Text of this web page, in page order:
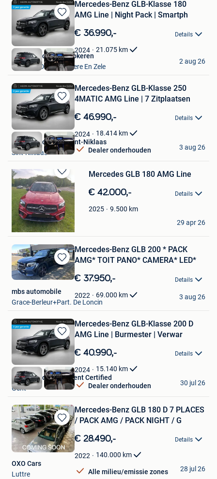
Bewaren
in
Mijn
Favorieten
Mercedes-Benz GLB-Klasse 180
AMG Line | Night Pack | Smartph
€ 36.990,- Details
2024 21.075 km
Hedin Automotive Lokeren
Lokeren+Deel Overmere En Zele
2 aug 26
Bewaren
in
Mijn
Favorieten
Mercedes-Benz GLB-Klasse 250
4MATIC AMG Line | 7 Zitplaatsen
€ 46.990,- Details
2024 18.414 km
Dealer onderhouden
Hedin Automotive Sint-Niklaas
Sint-Niklaas
3 aug 26
Bewaren
in
Mijn
Favorieten
Mercedes GLB 180 AMG Line
€ 42.000,- Details
2025 9.500 km
caglar cercinli
Merksem
29 apr 26
Bewaren
in
Favorieten
Mercedes-Benz GLB 200 * PACK
AMG* TOIT PANO* CAMERA* LED*
€ 37.950,- Details
2022 69.000 km
mbs automobile
Grace-Berleur+Part. De Loncin
3 aug 26
Bewaren
in
Mijn
Favorieten
Mercedes-Benz GLB-Klasse 200 D
AMG Line | Burmester | Verwar
€ 40.990,- Details
2024 15.140 km
Dealer onderhouden
Hedin Automotive Gent Certified
Gent
30 jul 26
Bewaren
in
Mijn
Favorieten
Mercedes-Benz GLB 180 D 7 PLACES
/ PACK AMG / PACK NIGHT / G
€ 28.490,- Details
2022 140.000 km
Alle milieu/emissie zones
OXO Cars
Luttre
28 jul 26